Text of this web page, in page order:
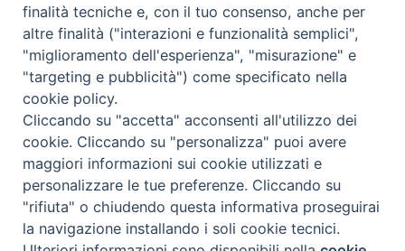
Come abbonarsi
Contatti
finalità tecniche e, con il tuo consenso, anche per
altre finalità ("interazioni e funzionalità semplici",
"miglioramento dell'esperienza", "misurazione" e
"targeting e pubblicità") come specificato nella
cookie policy.
Cliccando su "accetta" acconsenti all'utilizzo dei
cookie. Cliccando su "personalizza" puoi avere
maggiori informazioni sui cookie utilizzati e
personalizzare le tue preferenze. Cliccando su
"rifiuta" o chiudendo questa informativa proseguirai
la navigazione installando i soli cookie tecnici.